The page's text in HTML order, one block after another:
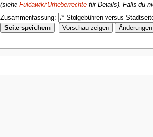
(siehe Fuldawiki:Urheberrechtefür Details). Falls du
Zusammenfassung: